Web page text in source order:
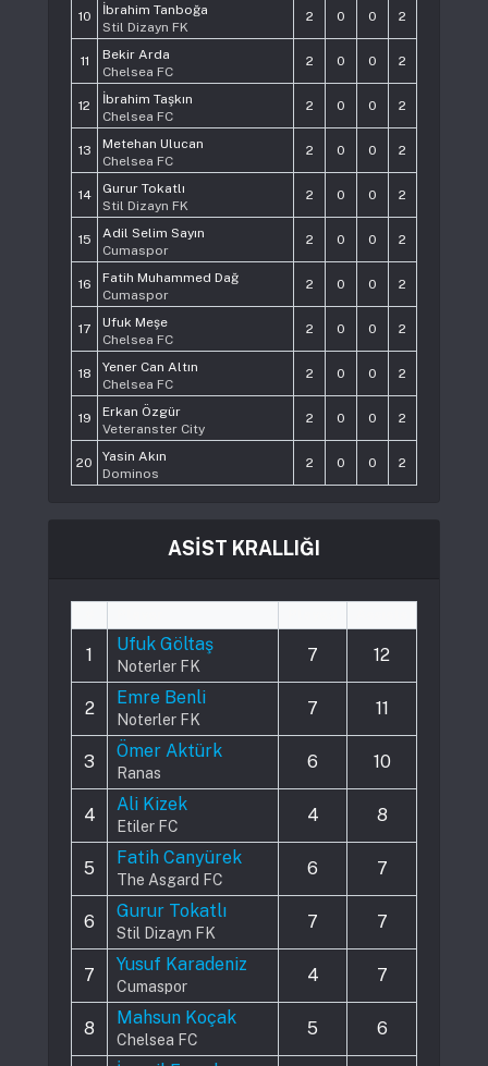
10
İbrahim Tanboğa
Stil Dizayn FK
2 0 0 2
11
Bekir Arda
Chelsea FC
2 0 0 2
12
İbrahim Taşkın
Chelsea FC
2 0 0 2
13
Metehan Ulucan
Chelsea FC
2 0 0 2
14
Gurur Tokatlı
Stil Dizayn FK
2 0 0 2
15
Adil Selim Sayın
Cumaspor
2 0 0 2
16
Fatih Muhammed Dağ
Cumaspor
2 0 0 2
17
Ufuk Meşe
Chelsea FC
2 0 0 2
18
Yener Can Altın
Chelsea FC
2 0 0 2
19
Erkan Özgür
Veteranster City
2 0 0 2
20
Yasin Akın
Dominos
2 0 0 2
ASİST KRALLIĞI
1
Ufuk Göltaş
Noterler FK
7 12
2
Emre Benli
Noterler FK
7 11
3
Ömer Aktürk
Ranas
6 10
4
Ali Kizek
Etiler FC
4 8
5
Fatih Canyürek
The Asgard FC
6 7
6
Gurur Tokatlı
Stil Dizayn FK
7 7
7
Yusuf Karadeniz
Cumaspor
4 7
8
Mahsun Koçak
Chelsea FC
5 6